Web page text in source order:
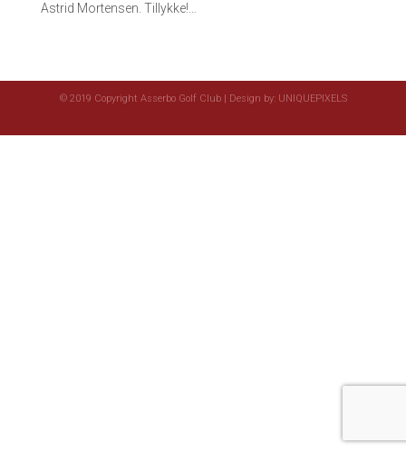
Astrid Mortensen. Tillykke!…
© 2019 Copyright Asserbo Golf Club | Design by: UNIQUEPIXELS